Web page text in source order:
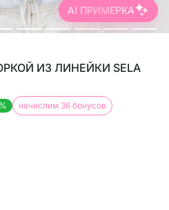
AI ПРИМЕРКА
ИЗ ЛИНЕЙКИ SELA
начислим 36 бонусов